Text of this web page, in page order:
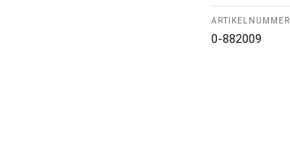
ARTIKELNUMMER
0-882009